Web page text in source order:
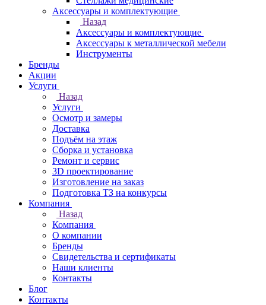
Аксессуары и комплектующие
Назад
Аксессуары и комплектующие
Аксессуары к металлической мебели
Инструменты
Бренды
Акции
Услуги
Назад
Услуги
Осмотр и замеры
Доставка
Подъём на этаж
Сборка и установка
Ремонт и сервис
3D проектирование
Изготовление на заказ
Подготовка ТЗ на конкурсы
Компания
Назад
Компания
О компании
Бренды
Свидетельства и сертификаты
Наши клиенты
Контакты
Блог
Контакты